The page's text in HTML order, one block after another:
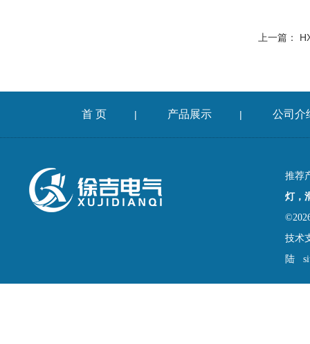
上一篇：
首 页 | 产品展示 | 公司介
推荐
灯，
技术
陆